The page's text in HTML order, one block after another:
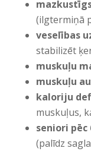
(ilgtermiņā
veselības
stabilizēt
muskuļu
muskuļu
kaloriju
muskuļus,
seniori pēc
(palīdz